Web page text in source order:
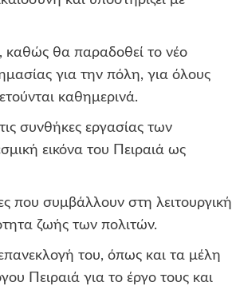
καθώς θα παραδοθεί το νέο
για την πόλη, για όλους
καθημερινά.
συνθήκες εργασίας των
εικόνα του Πειραιά ως
που συμβάλλουν στη λειτουργική
ζωής των πολιτών.
του, όπως και τα μέλη
Πειραιά για το έργο τους και